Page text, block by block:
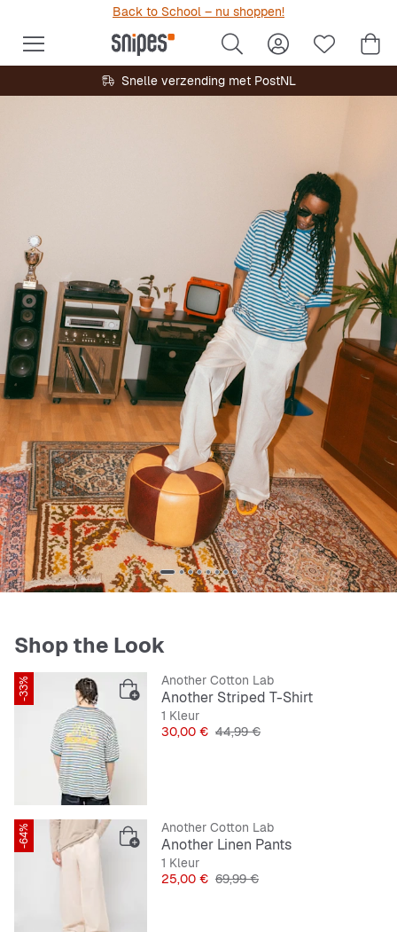
Back to School – nu shoppen!
Snelle verzending met PostNL
Shop the Look
-33% Another Cotton Lab
Another Striped T-Shirt
1 Kleur
Prijs
30,00 € Originele Prijs
44,99 €
-64% Another Cotton Lab
Another Linen Pants
1 Kleur
Prijs
25,00 € Originele Prijs
69,99 €